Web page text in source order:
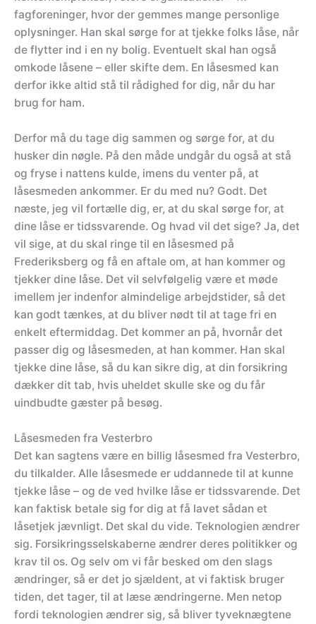
fagforeninger, hvor der gemmes mange personlige
oplysninger. Han skal sørge for at tjekke folks låse, når
de flytter ind i en ny bolig. Eventuelt skal han også
omkode låsene – eller skifte dem. En låsesmed kan
derfor ikke altid stå til rådighed for dig, når du har
brug for ham.
Derfor må du tage dig sammen og sørge for, at du
husker din nøgle. På den måde undgår du også at stå
og fryse i nattens kulde, imens du venter på, at
låsesmeden ankommer. Er du med nu? Godt. Det
næste, jeg vil fortælle dig, er, at du skal sørge for, at
dine låse er tidssvarende. Og hvad vil det sige? Ja, det
vil sige, at du skal ringe til en låsesmed på
Frederiksberg og få en aftale om, at han kommer og
tjekker dine låse. Det vil selvfølgelig være et møde
imellem jer indenfor almindelige arbejdstider, så det
kan godt tænkes, at du bliver nødt til at tage fri en
enkelt eftermiddag. Det kommer an på, hvornår det
passer dig og låsesmeden, at han kommer. Han skal
tjekke dine låse, så du kan sikre dig, at din forsikring
dækker dit tab, hvis uheldet skulle ske og du får
uindbudte gæster på besøg.
Låsesmeden fra Vesterbro
Det kan sagtens være en billig låsesmed fra Vesterbro,
du tilkalder. Alle låsesmede er uddannede til at kunne
tjekke låse – og de ved hvilke låse er tidssvarende. Det
kan faktisk betale sig for dig at få lavet sådan et
låsetjek jævnligt. Det skal du vide. Teknologien ændrer
sig. Forsikringsselskaberne ændrer deres politikker og
krav til os. Og selv om vi får besked om den slags
ændringer, så er det jo sjældent, at vi faktisk bruger
tiden, det tager, til at læse ændringerne. Men netop
fordi teknologien ændrer sig, så bliver tyveknægtene